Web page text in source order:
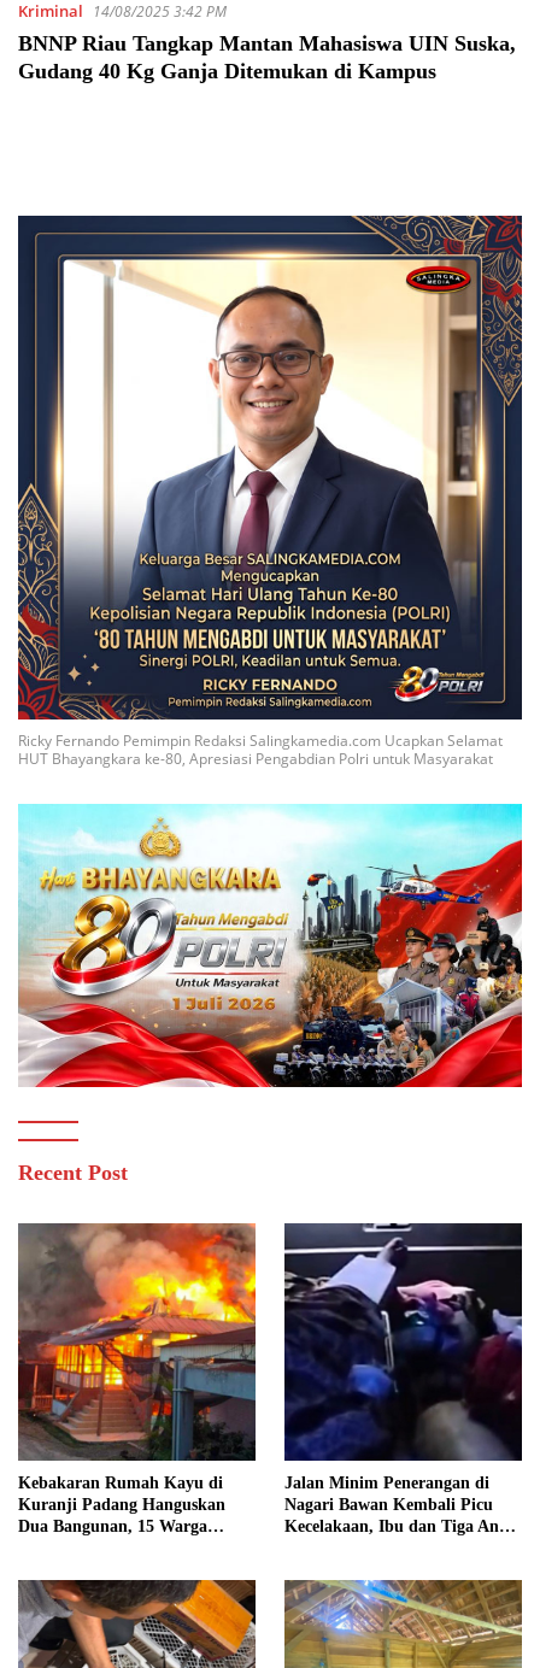
Kriminal 14/08/2025 3:42 PM
BNNP Riau Tangkap Mantan Mahasiswa UIN Suska,
Gudang 40 Kg Ganja Ditemukan di Kampus
Ricky Fernando Pemimpin Redaksi Salingkamedia.com Ucapkan Selamat
HUT Bhayangkara ke-80, Apresiasi Pengabdian Polri untuk Masyarakat
Recent Post
Kebakaran Rumah Kayu di
Kuranji Padang Hanguskan
Dua Bangunan, 15 Warga
Jalan Minim Penerangan di
Nagari Bawan Kembali Picu
Kecelakaan, Ibu dan Tiga Anak